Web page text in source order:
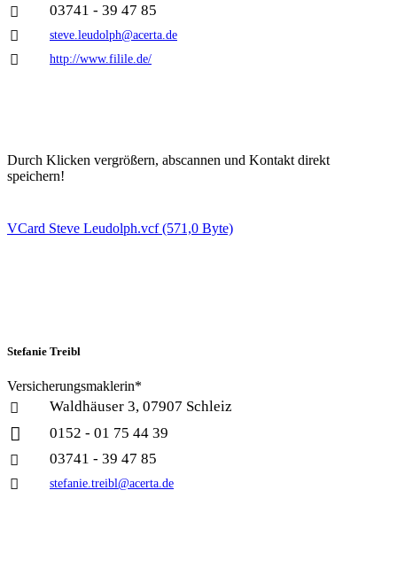

03741 - 39 47 85

steve.leudolph@acerta.de
 http://www.filile.de/
Durch Klicken ver­größern, ab­scannen und Kontakt direkt
speichern!
VCard Steve Leudolph.vcf(571,0 Byte)
Stefanie Treibl
Versicherungsmaklerin*
 Waldhäuser 3, 07907 Schleiz

0152 - 01 75 44 39

03741 - 39 47 85

stefanie.treibl@acerta.de